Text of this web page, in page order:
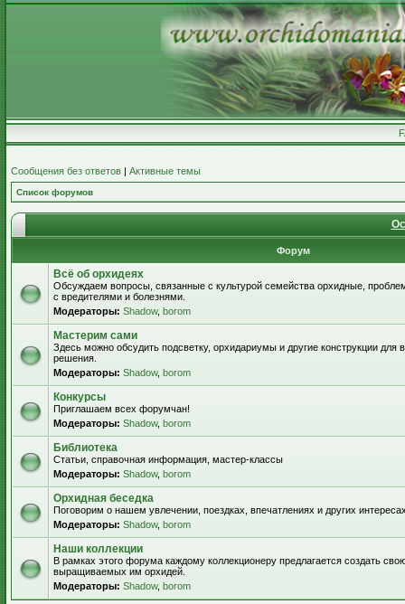
Сообщения без ответов | Активные темы
Список форумов
Форум
Всё об орхидеях
Обсуждаем вопросы, связанные с культурой семейства орхидные,
с вредителями и болезнями.
Модераторы: Shadow, borom
Мастерим сами
Здесь можно обсудить подсветку, орхидариумы и другие конструкции
решения.
Модераторы: Shadow, borom
Конкурсы
Приглашаем всех форумчан!
Модераторы: Shadow, borom
Библиотека
Статьи, справочная информация, мастер-классы
Модераторы: Shadow, borom
Орхидная беседка
Поговорим о нашем увлечении, поездках, впечатлениях и других
Модераторы: Shadow, borom
Наши коллекции
В рамках этого форума каждому коллекционеру предлагается создать
выращиваемых им орхидей.
Модераторы: Shadow, borom